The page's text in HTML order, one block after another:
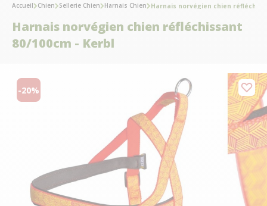
Accueil Chien Sellerie Chien Harnais Chien Harnais norvégien chien
Harnais norvégien chien réfléchissant
80/100cm - Kerbl
-20%